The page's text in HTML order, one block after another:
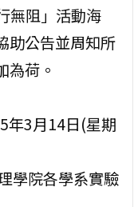
無阻」活動海
助公告並周知所
為荷。
年3月14日(星期
學院各學系實驗